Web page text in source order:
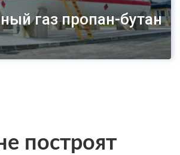
газ пропан-бутан
построят